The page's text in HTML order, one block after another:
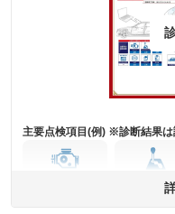
※グー鑑定は保証サービスで
※実際にお渡しするコンディ
※グー鑑定の評価はあくまで
主要点検項目(例) ※診断結果
ミッショ